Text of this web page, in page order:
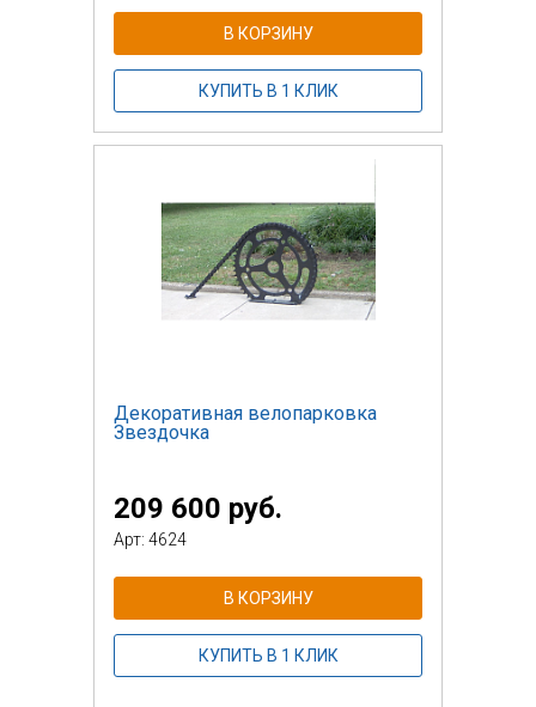
В КОРЗИНУ
КУПИТЬ В 1 КЛИК
Декоративная велопарковка
Звездочка
209 600 руб.
Арт: 4624
В КОРЗИНУ
КУПИТЬ В 1 КЛИК